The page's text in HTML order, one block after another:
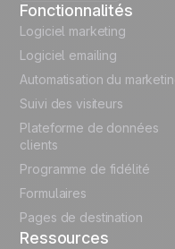
English
German
Italian
Fonctionnalités
Logiciel marketing
Logiciel emailing
Automatisation du
Suivi des visiteurs
Plateforme de données
clients
Programme de fidélité
Formulaires
Pages de destination
Ressources